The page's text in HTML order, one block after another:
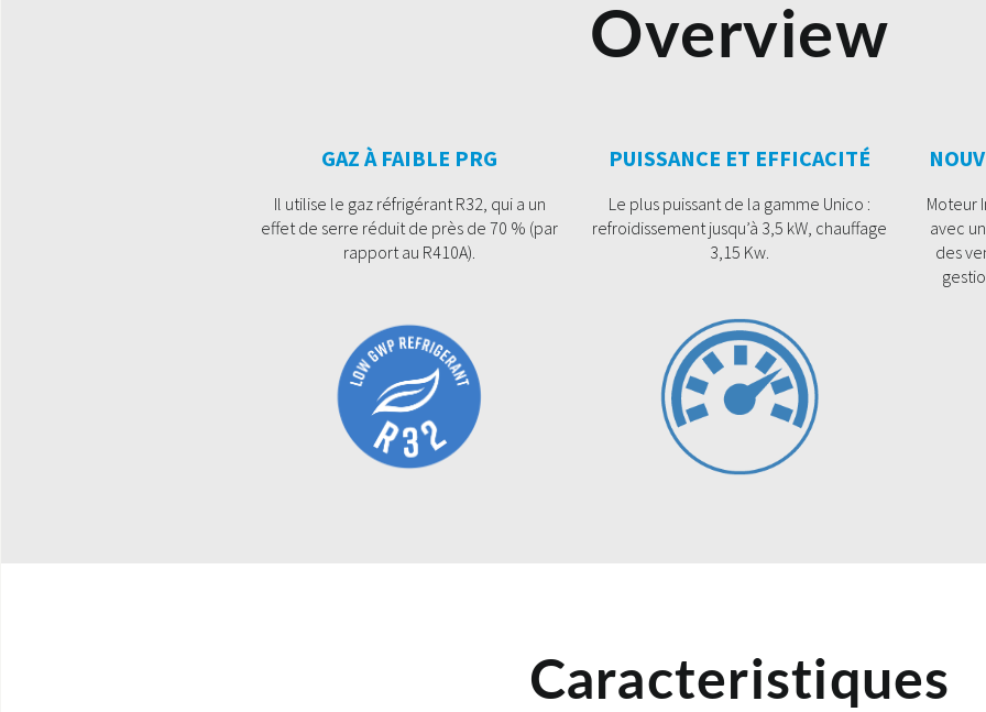
Overview
GAZ À FAIBLE PRG
Il utilise le gaz réfrigérant R32, qui a un
effet de serre réduit de près de 70 % (par
rapport au R410A).
PUISSANCE ET EFFICACITÉ
Le plus puissant de la gamme Unico :
refroidissement jusqu’à 3,5 kW, chauffage
3,15 Kw.
Moteur
avec
des
Caracteristiques